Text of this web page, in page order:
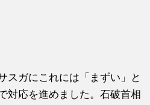
スガにこれには「まずい」と
対応を進めました。石破首相